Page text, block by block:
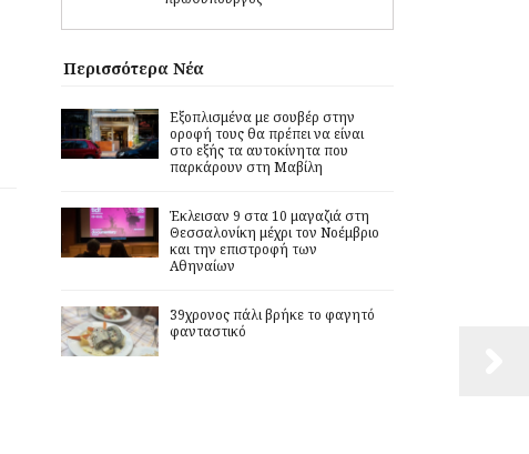
Περισσότερα Νέα
Εξοπλισμένα με σουβέρ στην
οροφή τους θα πρέπει να είναι
στο εξής τα αυτοκίνητα που
παρκάρουν στη Μαβίλη
Έκλεισαν 9 στα 10 μαγαζιά στη
Θεσσαλονίκη μέχρι τον Νοέμβριο
και την επιστροφή των
Αθηναίων
39χρονος πάλι βρήκε το φαγητό
φανταστικό